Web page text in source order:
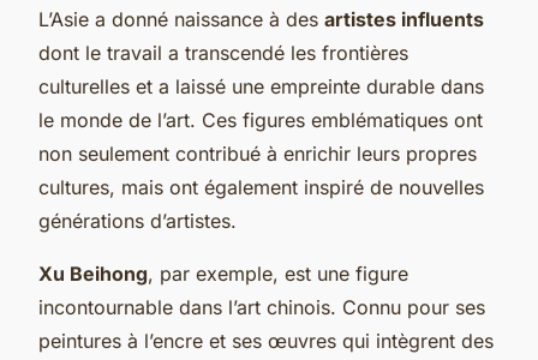
L’Asie a donné naissance à des artistes influents
dont le travail a transcendé les frontières
culturelles et a laissé une empreinte durable dans
le monde de l’art. Ces figures emblématiques ont
non seulement contribué à enrichir leurs propres
cultures, mais ont également inspiré de nouvelles
générations d’artistes.
Xu Beihong, par exemple, est une figure
incontournable dans l’art chinois. Connu pour ses
peintures à l’encre et ses œuvres qui intègrent des